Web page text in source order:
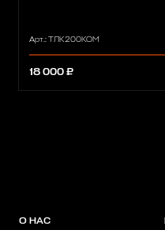
Арт.: ТЛК200КОМ
18 000 ₽
О НАС